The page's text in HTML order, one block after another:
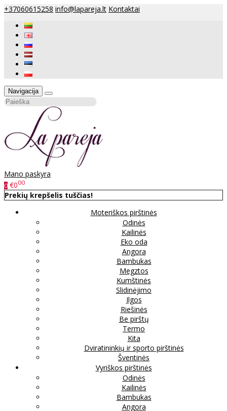
+37060615258 info@lapareja.lt Kontaktai
Navigacija
Mano paskyra
0 €000
Prekių krepšelis tuščias!
Moteriškos pirštinės
Odinės
Kailinės
Eko oda
Angora
Bambukas
Megztos
Kumštinės
Slidinėjimo
Ilgos
Riešinės
Be pirštų
Termo
Kita
Dviratininkių ir sporto pirštinės
Šventinės
Vyriškos pirštinės
Odinės
Kailinės
Bambukas
Angora